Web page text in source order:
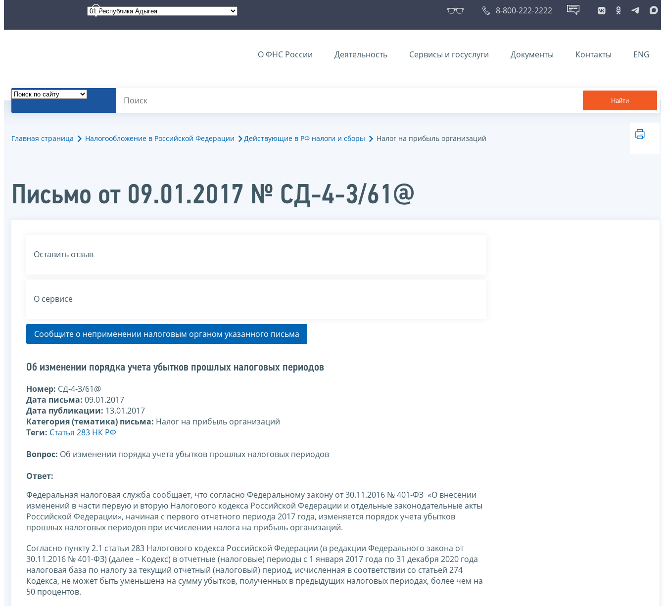
8-800-222-2222
О ФНС России Деятельность Сервисы и госуслуги Документы Контакты ENG
Найти
Главная страница Налогообложение в Российской Федерации Действующие в РФ налоги и сборы Налог на прибыль организаций
Письмо от 09.01.2017 № СД-4-3/61@
Оставить отзыв
О сервисе
Сообщите о неприменении налоговым органом указанного письма
Об изменении порядка учета убытков прошлых налоговых периодов
Номер: СД-4-3/61@
Дата письма: 09.01.2017
Дата публикации: 13.01.2017
Категория (тематика) письма: Налог на прибыль организаций
Теги: Статья 283 НК РФ
Вопрос: Об изменении порядка учета убытков прошлых налоговых периодов
Ответ:
Федеральная налоговая служба сообщает, что согласно Федеральному закону от 30.11.2016 № 401-ФЗ «О внесении
изменений в части первую и вторую Налогового кодекса Российской Федерации и отдельные законодательные акты
Российской Федерации», начиная с первого отчетного периода 2017 года, изменяется порядок учета убытков
прошлых налоговых периодов при исчислении налога на прибыль организаций.
Согласно пункту 2.1 статьи 283 Налогового кодекса Российской Федерации (в редакции Федерального закона от
30.11.2016 № 401-ФЗ) (далее – Кодекс) в отчетные (налоговые) периоды с 1 января 2017 года по 31 декабря 2020 года
налоговая база по налогу за текущий отчетный (налоговый) период, исчисленная в соответствии со статьей 274
Кодекса, не может быть уменьшена на сумму убытков, полученных в предыдущих налоговых периодах, более чем на
50 процентов.